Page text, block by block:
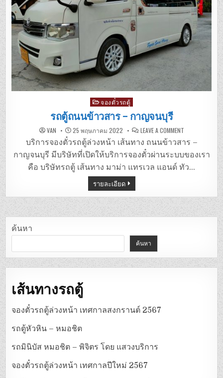
Posted
in
จองตั๋วรถตู้
รถตู้ถนนข้าวสาร – กาญจนบุรี
VAN 25 พฤษภาคม 2022 LEAVE A COMMENTON
ตู้
ถนน
ข้าวสาร
–
กาญจนบุรี
บริการจองตั๋วรถตู้ล่วงหน้า เส้นทาง ถนนข้าวสาร –
กาญจนบุรี มีบริษัทที่เปิดให้บริการจองตั๋วผ่านระบบของเรา
คือ บริษัทรถตู้ เส้นทาง มาม่า แทรเวล แอนด์ ทัว…
รายละเอียด
ค้นหา
ค้นหา
เส้นทางรถตู้
จองตั๋วรถตู้ล่วงหน้า เทศกาลสงกรานต์ 2567
รถตู้หัวหิน – หมอชิต
รถมินิบัส หมอชิต – พิจิตร โดย แสวงบริการ
จองตั๋วรถตู้ล่วงหน้า เทศกาลปีใหม่ 2567